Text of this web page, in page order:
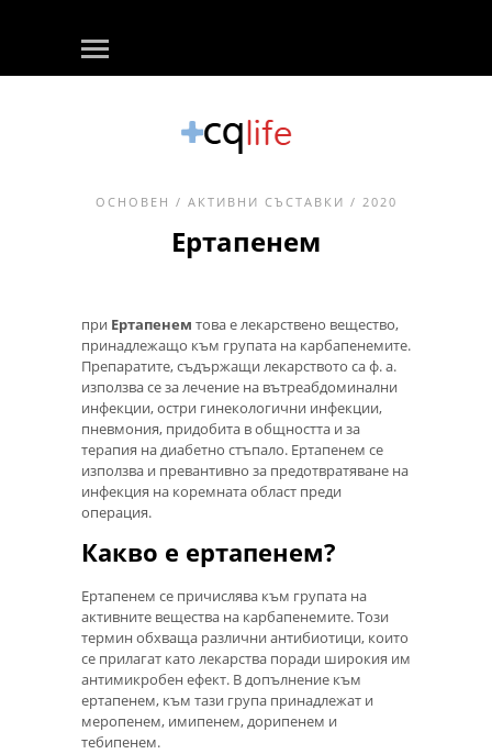
ОСНОВЕН / АКТИВНИ СЪСТАВКИ / 2020
Ертапенем
при Ертапенем това е лекарствено вещество,
принадлежащо към групата на карбапенемите.
Препаратите, съдържащи лекарството са ф. а.
използва се за лечение на вътреабдоминални
инфекции, остри гинекологични инфекции,
пневмония, придобита в общността и за
терапия на диабетно стъпало. Ертапенем се
използва и превантивно за предотвратяване на
инфекция на коремната област преди
операция.
Какво е ертапенем?
Ертапенем се причислява към групата на
активните вещества на карбапенемите. Този
термин обхваща различни антибиотици, които
се прилагат като лекарства поради широкия им
антимикробен ефект. В допълнение към
ертапенем, към тази група принадлежат и
меропенем, имипенем, дорипенем и
тебипенем.